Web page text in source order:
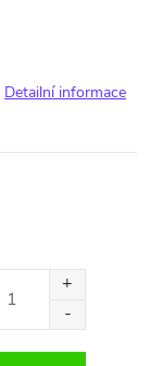
Detailní informace